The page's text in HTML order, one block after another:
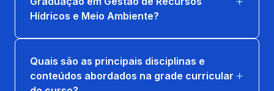
Hídricos e Meio Ambiente?
Quais são as principais disciplinas e
conteúdos abordados na grade curricular